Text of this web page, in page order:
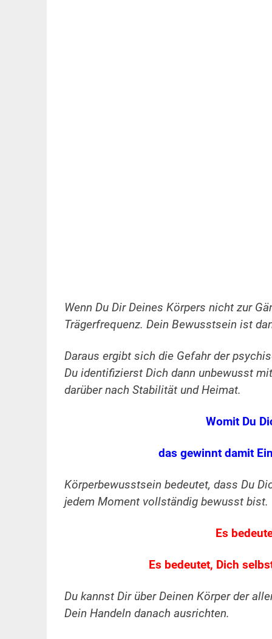
Wenn Du Dir Deines Körpers nicht zur
Trägerfrequenz. Dein Bewusstsein ist
Daraus ergibt sich die Gefahr der
Du identifizierst Dich dann unbewusst
darüber nach Stabilität und Heimat.
Womit Du
das gewinnt damit
Körperbewusstsein bedeutet, dass Du
jedem Moment vollständig bewusst bist.
Es
Es bedeutet, Dich
Du kannst Dir über Deinen Körper der
Dein Handeln danach ausrichten.